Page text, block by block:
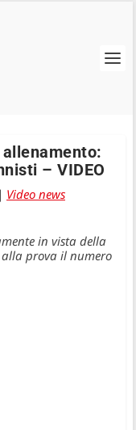
– VIDEO
| Video news
in vista della
alla prova il numero